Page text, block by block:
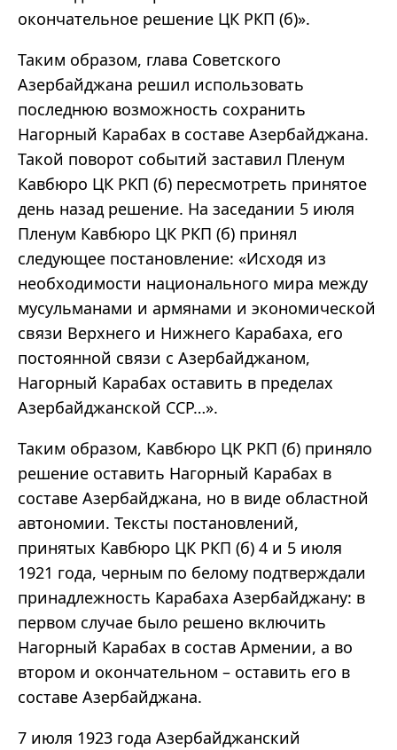
окончательное решение ЦК РКП (б)».
Таким образом, глава Советского
Азербайджана решил использовать
последнюю возможность сохранить
Нагорный Карабах в составе Азербайджана.
Такой поворот событий заставил Пленум
Кавбюро ЦК РКП (б) пересмотреть принятое
день назад решение. На заседании 5 июля
Пленум Кавбюро ЦК РКП (б) принял
следующее постановление: «Исходя из
необходимости национального мира между
мусульманами и армянами и экономической
связи Верхнего и Нижнего Карабаха, его
постоянной связи с Азербайджаном,
Нагорный Карабах оставить в пределах
Азербайджанской ССР…».
Таким образом, Кавбюро ЦК РКП (б) приняло
решение оставить Нагорный Карабах в
составе Азербайджана, но в виде областной
автономии. Тексты постановлений,
принятых Кавбюро ЦК РКП (б) 4 и 5 июля
1921 года, черным по белому подтверждали
принадлежность Карабаха Азербайджану: в
первом случае было решено включить
Нагорный Карабах в состав Армении, а во
втором и окончательном – оставить его в
составе Азербайджана.
7 июля 1923 года Азербайджанский